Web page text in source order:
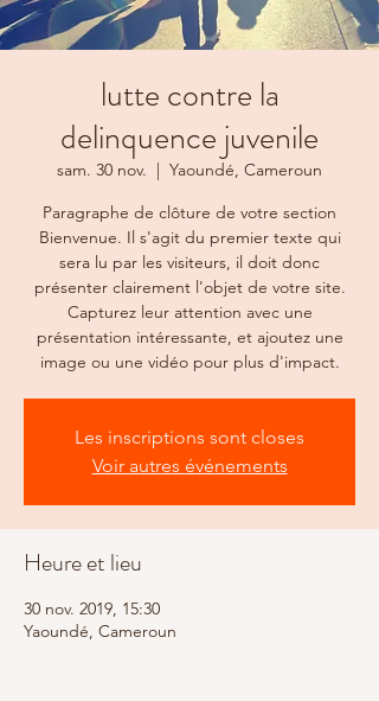
lutte contre la
delinquence juvenile
sam. 30 nov.
  |
Yaoundé, Cameroun
Paragraphe de clôture de votre section
Bienvenue. Il s'agit du premier texte qui
sera lu par les visiteurs, il doit donc
présenter clairement l'objet de votre site.
Capturez leur attention avec une
présentation intéressante, et ajoutez une
image ou une vidéo pour plus d'impact.
Les inscriptions sont closes
Voir autres événements
Heure et lieu
30 nov. 2019, 15:30
Yaoundé, Cameroun